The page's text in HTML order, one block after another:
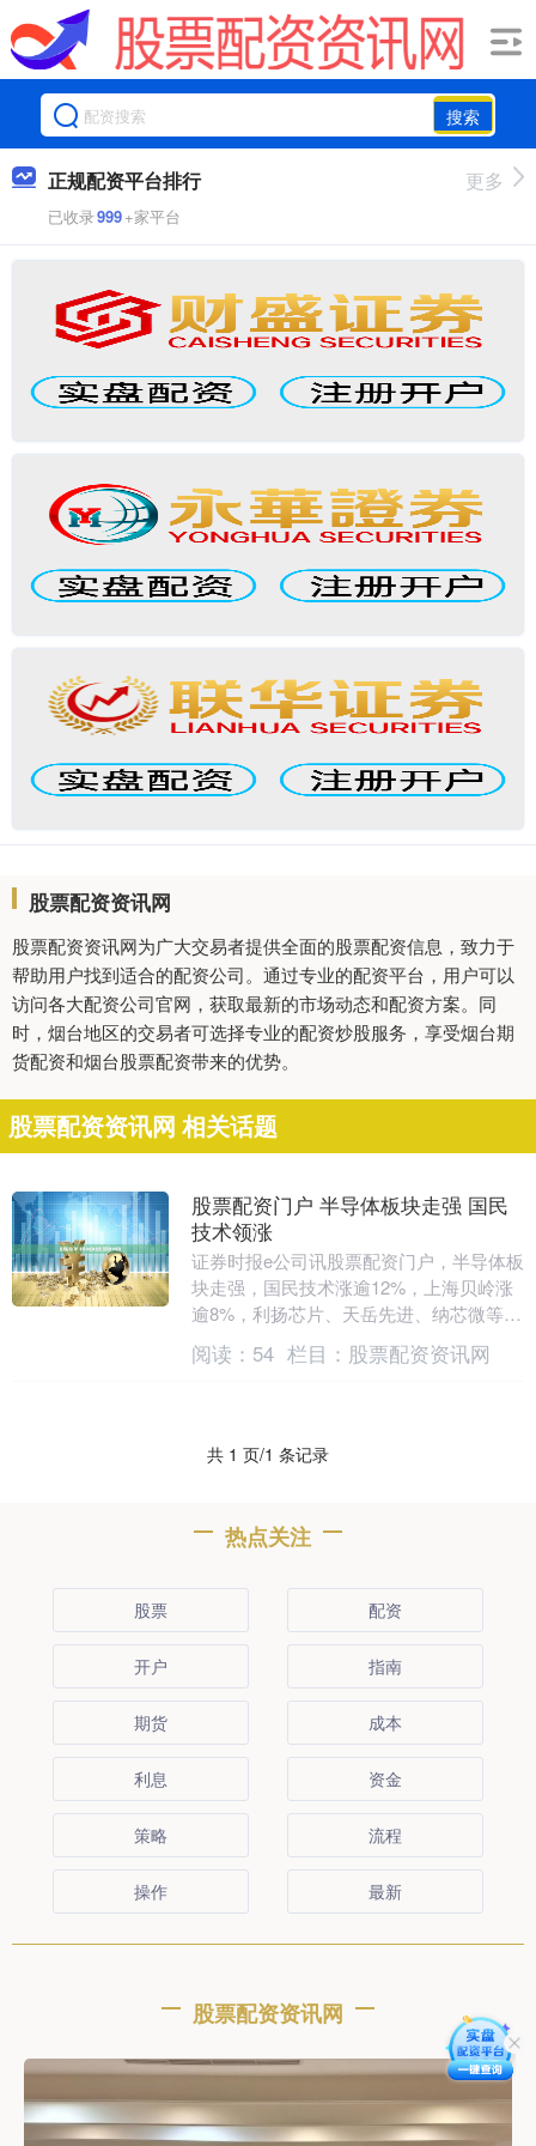
搜索
正规配资平台排行
已收录999+家平台
更多
股票配资资讯网
股票配资资讯网为广大交易者提供全面的股票配资信息，致力于
帮助用户找到适合的配资公司。通过专业的配资平台，用户可以
访问各大配资公司官网，获取最新的市场动态和配资方案。同
时，烟台地区的交易者可选择专业的配资炒股服务，享受烟台期
货配资和烟台股票配资带来的优势。
股票配资资讯网 相关话题
股票配资门户 半导体板块走强 国民
技术领涨
证券时报e公司讯股票配资门户，半导体板
块走强，国民技术涨逾12%，上海贝岭涨
逾8%，利扬芯片、天岳先进、纳芯微等均
大涨。近期刚刚披露的基金二季报显示，
多位知名基....
阅读： 54 栏目： 股票配资资讯网
共 1 页/1 条记录
热点关注
股票 配资
开户 指南
期货 成本
利息 资金
策略 流程
操作 最新
股票配资资讯网